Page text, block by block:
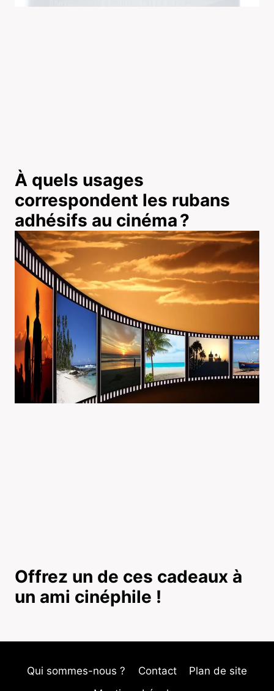
À quels usages
correspondent les rubans
adhésifs au cinéma ?
Offrez un de ces cadeaux à
un ami cinéphile !
Qui sommes-nous ? Contact
Plan de site